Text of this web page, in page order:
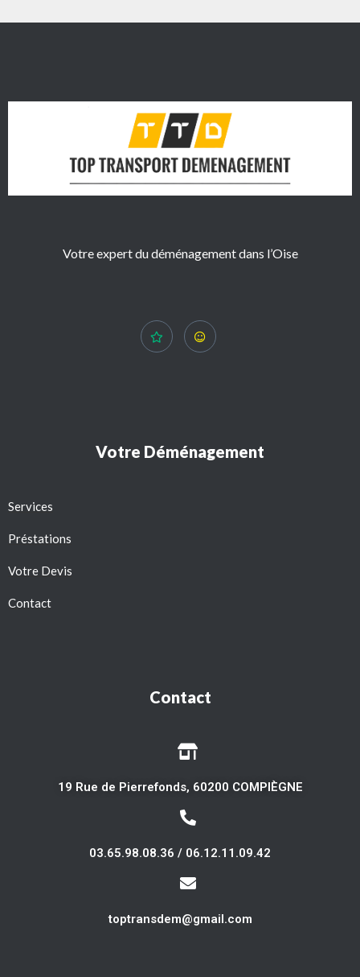
Votre expert du déménagement dans l’Oise
Votre Déménagement
Services
Préstations
Votre Devis
Contact
Contact
19 Rue de Pierrefonds, 60200 COMPIÈGNE
03.65.98.08.36 / 06.12.11.09.42
toptransdem@gmail.com